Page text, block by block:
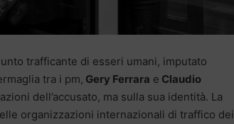
trafficante di esseri umani, imputato
tra i pm, Gery Ferrara e Claudio
dell’accusato, ma sulla sua identità. La
organizzazioni internazionali di traffico dei